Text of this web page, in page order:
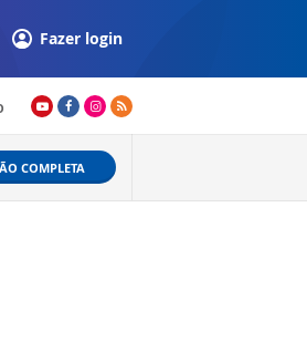
Fazer login
COMPLETA